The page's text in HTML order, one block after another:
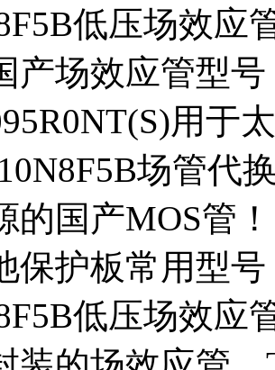
低压场效应
产场效应管型
用于
场管代
的国产MOS管！
保护板常用型
低压场效应